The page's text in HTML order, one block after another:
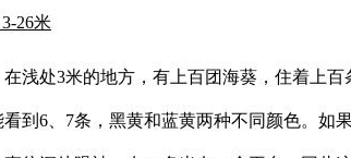
26米
浅处3米的地方，有上百团海葵，住着上
到6、7条，黑黄和蓝黄两种不同颜色。